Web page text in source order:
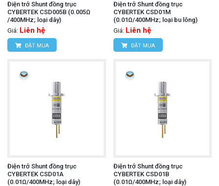
Điện trở Shunt đồng trục
CYBERTEK CSD005B (0.005Ω
/400MHz; loại dây)
Giá: Liên hệ
ĐẶT MUA
Điện trở Shunt đồng trục
CYBERTEK CSD01M
(0.01Ω/400MHz; loại bu lông)
Giá: Liên hệ
ĐẶT MUA
Điện trở Shunt đồng trục
CYBERTEK CSD01A
(0.01Ω/400MHz; loại dây)
Điện trở Shunt đồng trục
CYBERTEK CSD01B
(0.01Ω/400MHz; loại dây)